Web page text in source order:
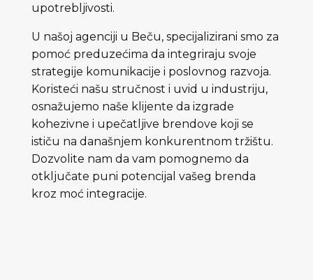
upotrebljivosti.
U našoj agenciji u Beču, specijalizirani smo za
pomoć preduzećima da integriraju svoje
strategije komunikacije i poslovnog razvoja.
Koristeći našu stručnost i uvid u industriju,
osnažujemo naše klijente da izgrade
kohezivne i upečatljive brendove koji se
ističu na današnjem konkurentnom tržištu.
Dozvolite nam da vam pomognemo da
otključate puni potencijal vašeg brenda
kroz moć integracije.